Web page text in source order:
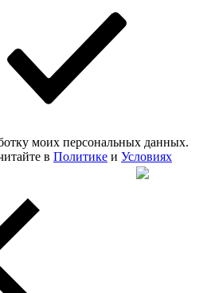
моих персональных данных.
в Политике и Условиях